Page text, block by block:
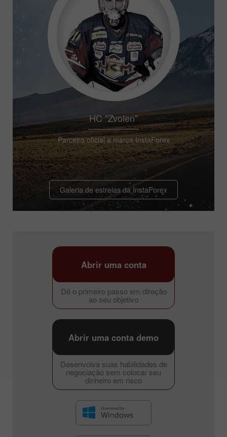
HC "Zvolen"
Parceiro oficial a marca InstaForex
Galeria de estrelas da InstaForex
Dê o primeiro passo em direção
ao seu objetivo
Abrir uma conta
Desenvolva suas habilidades de
negociação sem colocar seu
dinheiro em risco
Abrir uma conta demo